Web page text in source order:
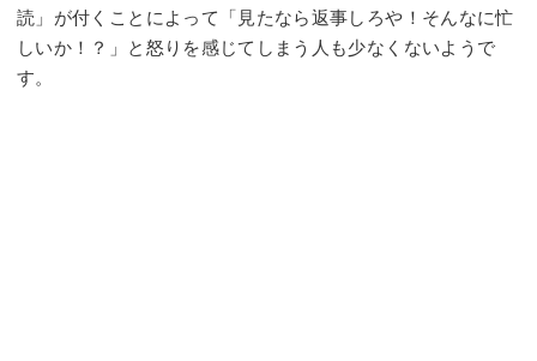
読」が付くことによって「見たなら返事しろや！そんなに忙
しいか！？」と怒りを感じてしまう人も少なくないようで
す。